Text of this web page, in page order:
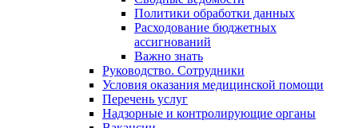
Политики обработки данных
Расходование бюджетных
ассигнований
Важно знать
Руководство. Сотрудники
Условия оказания медицинской помощи
Перечень услуг
Надзорные и контролирующие органы